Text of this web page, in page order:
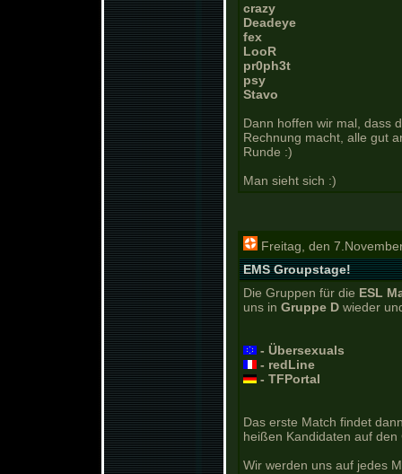
crazy
Deadeye
fex
LooR
pr0ph3t
psy
Stavo
Dann hoffen wir mal, dass
Rechnung macht, alle gut
Runde :)
Man sieht sich :)
Freitag, den
EMS Groupstage!
Die Gruppen für die ESL
uns in Gruppe D wieder
- Übersexuals
- redLine
- TFPortal
Das erste Match findet
heißen Kandidaten auf
Wir werden uns auf jedes